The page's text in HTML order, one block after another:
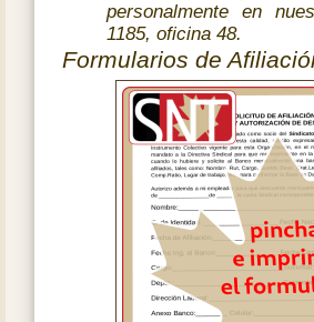
personalmente en
1185, oficina 48.
Formularios de